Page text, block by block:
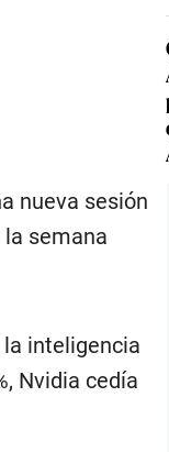
nueva sesión
semana
inteligencia
Nvidia cedía